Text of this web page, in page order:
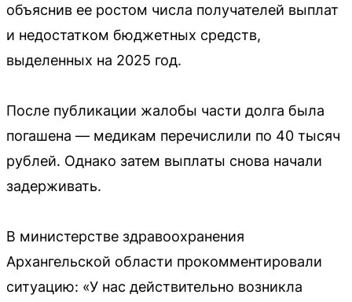
объяснив ее ростом числа получателей выплат
и недостатком бюджетных средств,
выделенных на 2025 год.
После публикации жалобы части долга была
погашена — медикам перечислили по 40 тысяч
рублей. Однако затем выплаты снова начали
задерживать.
В министерстве здравоохранения
Архангельской области прокомментировали
ситуацию: «У нас действительно возникла